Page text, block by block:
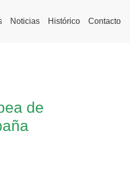
Noticias Histórico Contacto
de